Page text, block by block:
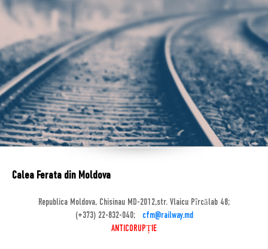
Calea Ferata din Moldova
Republica Moldova, Chisinau MD-2012,str. Vlaicu Pîrcălab 48;
(+373) 22-832-040;
cfm@railway.md
ANTICORUPȚIE